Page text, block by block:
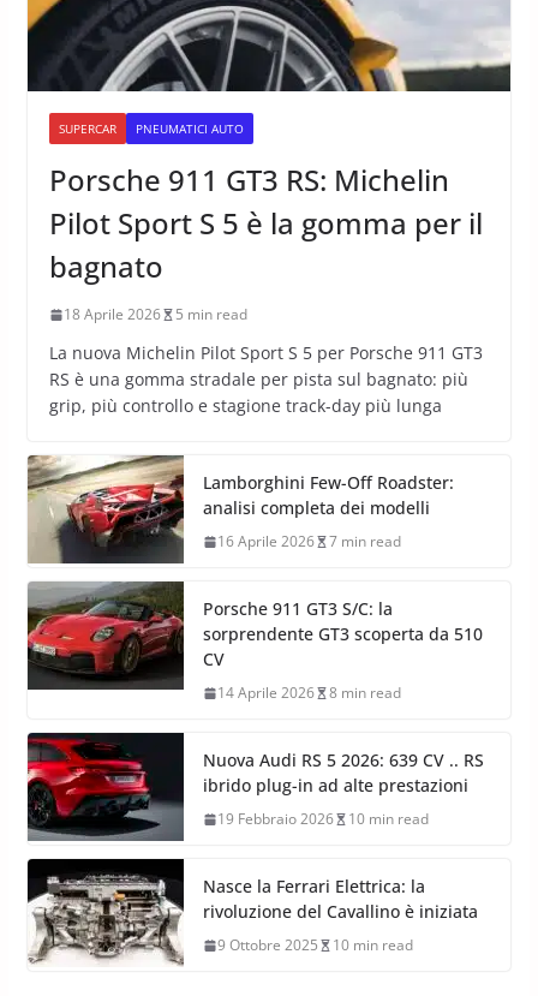
SUPERCAR PNEUMATICI AUTO
Porsche 911 GT3 RS: Michelin
Pilot Sport S 5 è la gomma per il
bagnato
18 Aprile 2026 5 min read
La nuova Michelin Pilot Sport S 5 per Porsche 911 GT3
RS è una gomma stradale per pista sul bagnato: più
grip, più controllo e stagione track-day più lunga
Lamborghini Few-Off Roadster:
analisi completa dei modelli
16 Aprile 2026 7 min read
Porsche 911 GT3 S/C: la
sorprendente GT3 scoperta da 510
CV
14 Aprile 2026 8 min read
Nuova Audi RS 5 2026: 639 CV .. RS
ibrido plug-in ad alte prestazioni
19 Febbraio 2026 10 min read
Nasce la Ferrari Elettrica: la
rivoluzione del Cavallino è iniziata
9 Ottobre 2025 10 min read